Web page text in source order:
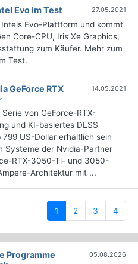
Evo im Test 27.05.2021
Evo-Plattform und kommt
Core-CPU, Iris Xe Graphics,
zum Käufer. Mehr zum
Test.
GeForce RTX
14.05.2021
von GeForce-RTX-
und KI-basiertes DLSS
US-Dollar erhältlich sein
Systeme der Nvidia-Partner
RTX-3050-Ti- und 3050-
Architektur mit ...
1 (current)
2 3 4
Programme
05.08.2026